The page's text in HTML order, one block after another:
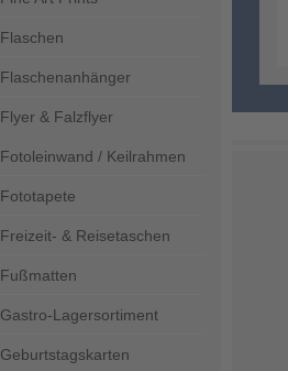
Flaschen
Flaschenanhänger
Flyer & Falzflyer
Fotoleinwand / Keilrahmen
Fototapete
Freizeit- & Reisetaschen
Fußmatten
Gastro-Lagersortiment
Geburtstagskarten